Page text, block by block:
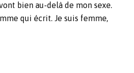
bien au-delà de mon sexe.
qui écrit. Je suis femme,